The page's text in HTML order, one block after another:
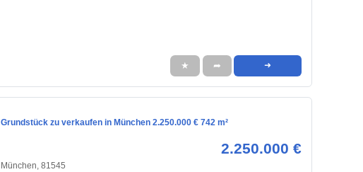
★ ➦ ➜
Grundstück zu verkaufen in München 2.250.000 € 742 m²
2.250.000 €
München, 81545